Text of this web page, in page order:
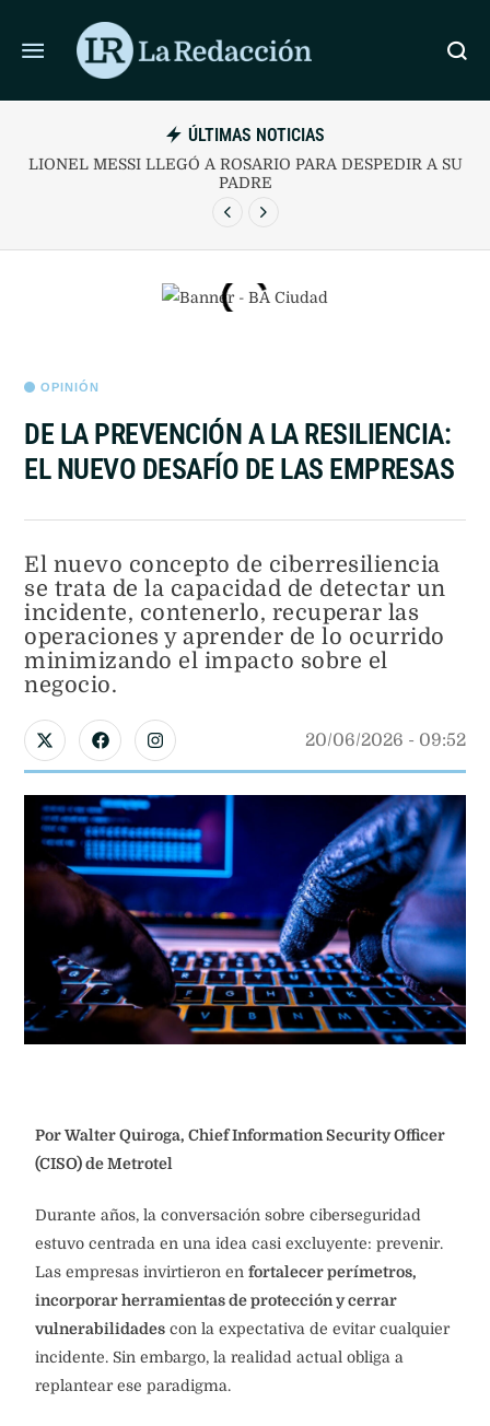
ÚLTIMAS NOTICIAS
LIONEL MESSI LLEGÓ A ROSARIO PARA DESPEDIR A SU
PADRE
OPINIÓN
DE LA PREVENCIÓN A LA RESILIENCIA:
EL NUEVO DESAFÍO DE LAS EMPRESAS
El nuevo concepto de ciberresiliencia
se trata de la capacidad de detectar un
incidente, contenerlo, recuperar las
operaciones y aprender de lo ocurrido
minimizando el impacto sobre el
negocio.
20/06/2026 - 09:52
Por Walter Quiroga, Chief Information Security Officer
(CISO) de Metrotel
Durante años, la conversación sobre ciberseguridad
estuvo centrada en una idea casi excluyente: prevenir.
Las empresas invirtieron en fortalecer perímetros,
incorporar herramientas de protección y cerrar
vulnerabilidades con la expectativa de evitar cualquier
incidente. Sin embargo, la realidad actual obliga a
replantear ese paradigma.